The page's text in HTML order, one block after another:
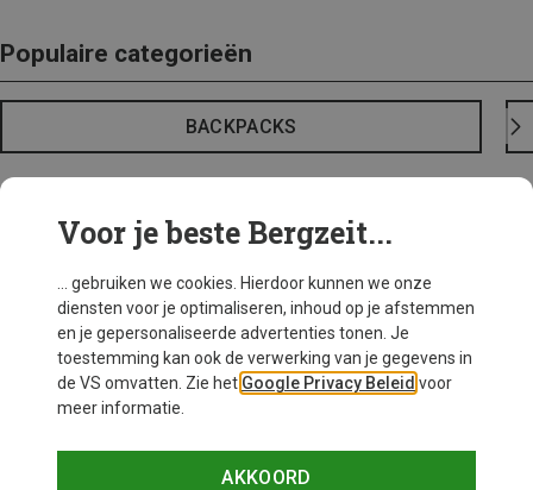
Populaire categorieën
BACKPACKS
Voor je beste Bergzeit...
... gebruiken we cookies. Hierdoor kunnen we onze
diensten voor je optimaliseren, inhoud op je afstemmen
en je gepersonaliseerde advertenties tonen. Je
toestemming kan ook de verwerking van je gegevens in
de VS omvatten. Zie het Google Privacy Beleid voor
meer informatie.
AKKOORD